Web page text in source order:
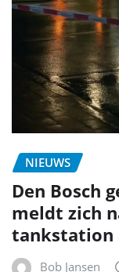
NIEUWS
Den Bosch
meldt zich
tankstation
Bob Jansen